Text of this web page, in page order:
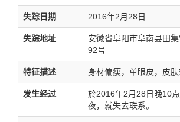
失踪日期 2016年2月28日
失踪地址
安徽省阜阳市阜南县田
92号
特征描述 身材偏瘦，单眼皮，皮肤
发生经过
於2016年2月28日晚10
夜，就失去联系。